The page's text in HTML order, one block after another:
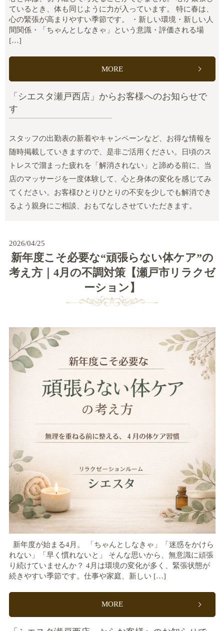
ているとき、体も同じように力が入っています。 特に春は、
心の緊張が高まりやすい季節です。 ・新しい環境・新しい人
間関係・「ちゃんとしなきゃ」という意識・評価される場
[…]
MORE
「シエスタ瀬戸西店」からお客様へのお知らせで
す
スタッフの出勤表の新着やキャンペーンなど、お得な情報を
随時掲載していきますので、是非ご活用ください。日頃のス
トレスで溜まった疲れを「解消されない」と諦める前に、当
店のマッサージを一度体験して、心と身体の変化を感じてみ
てください。お客様ひとりひとりの不安を少しでも解消でき
るよう親身にご相談、おもてなしさせていただきます。
2026/04/25
新年度こそ必要な“頑張らない体ケア”の
考え方｜4月の不調対策【瀬戸市リラクゼ
ーション】
新年度が始まる4月。 「ちゃんとしなきゃ」「迷惑をかけら
れない」「早く慣れないと」 そんな思いから、無意識に頑張
り続けていませんか？ 4月は環境の変化が多く、緊張状態が
続きやすい季節です。仕事や家庭、新しい […]
MORE